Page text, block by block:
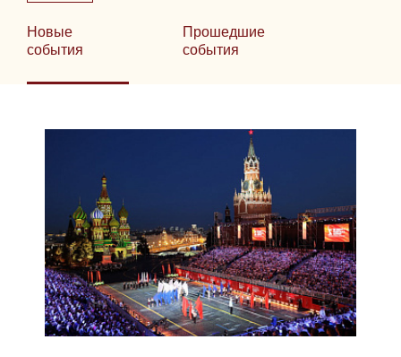
Новые
события
Прошедшие
события